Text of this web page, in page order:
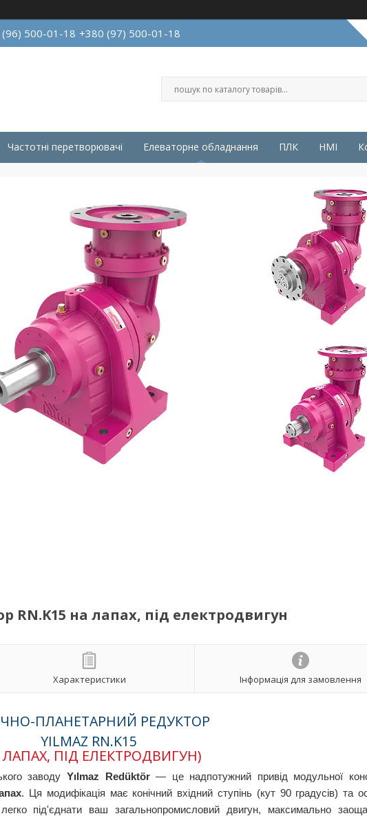
500-01-18 +380 (97) 500-01-18
Частотні перетворювачі Елеваторне обладнання ПЛК HMI
RN.K15 на лапах, під електродвигун
Характеристики Інформація для замовлення
ПЛАНЕТАРНИЙ РЕДУКТОР
YILMAZ RN.K15
ЛАПАХ, ПІД ЕЛЕКТРОДВИГУН)
заводуYılmaz Redüktör— це надпотужний привід модульної
. Ця модифікація має конічний вхідний ступінь (кут 90 градусів) та
під'єднати ваш загальнопромисловий двигун, максимально